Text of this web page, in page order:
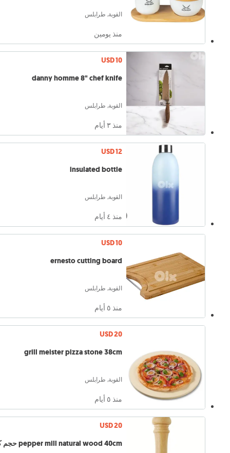
القوبة, طرابلس
منذ يومين
USD 10
danny homme 8" chef knife
القوبة, طرابلس
منذ ٣ أيام
USD 12
insulated bottle
القوبة, طرابلس
منذ ٤ أيام
USD 10
ernesto cutting board
القوبة, طرابلس
منذ ٥ أيام
USD 20
grill meister pizza stone 38cm
القوبة, طرابلس
منذ ٥ أيام
USD 20
pepper mill natural wood 40cm حجم كبير